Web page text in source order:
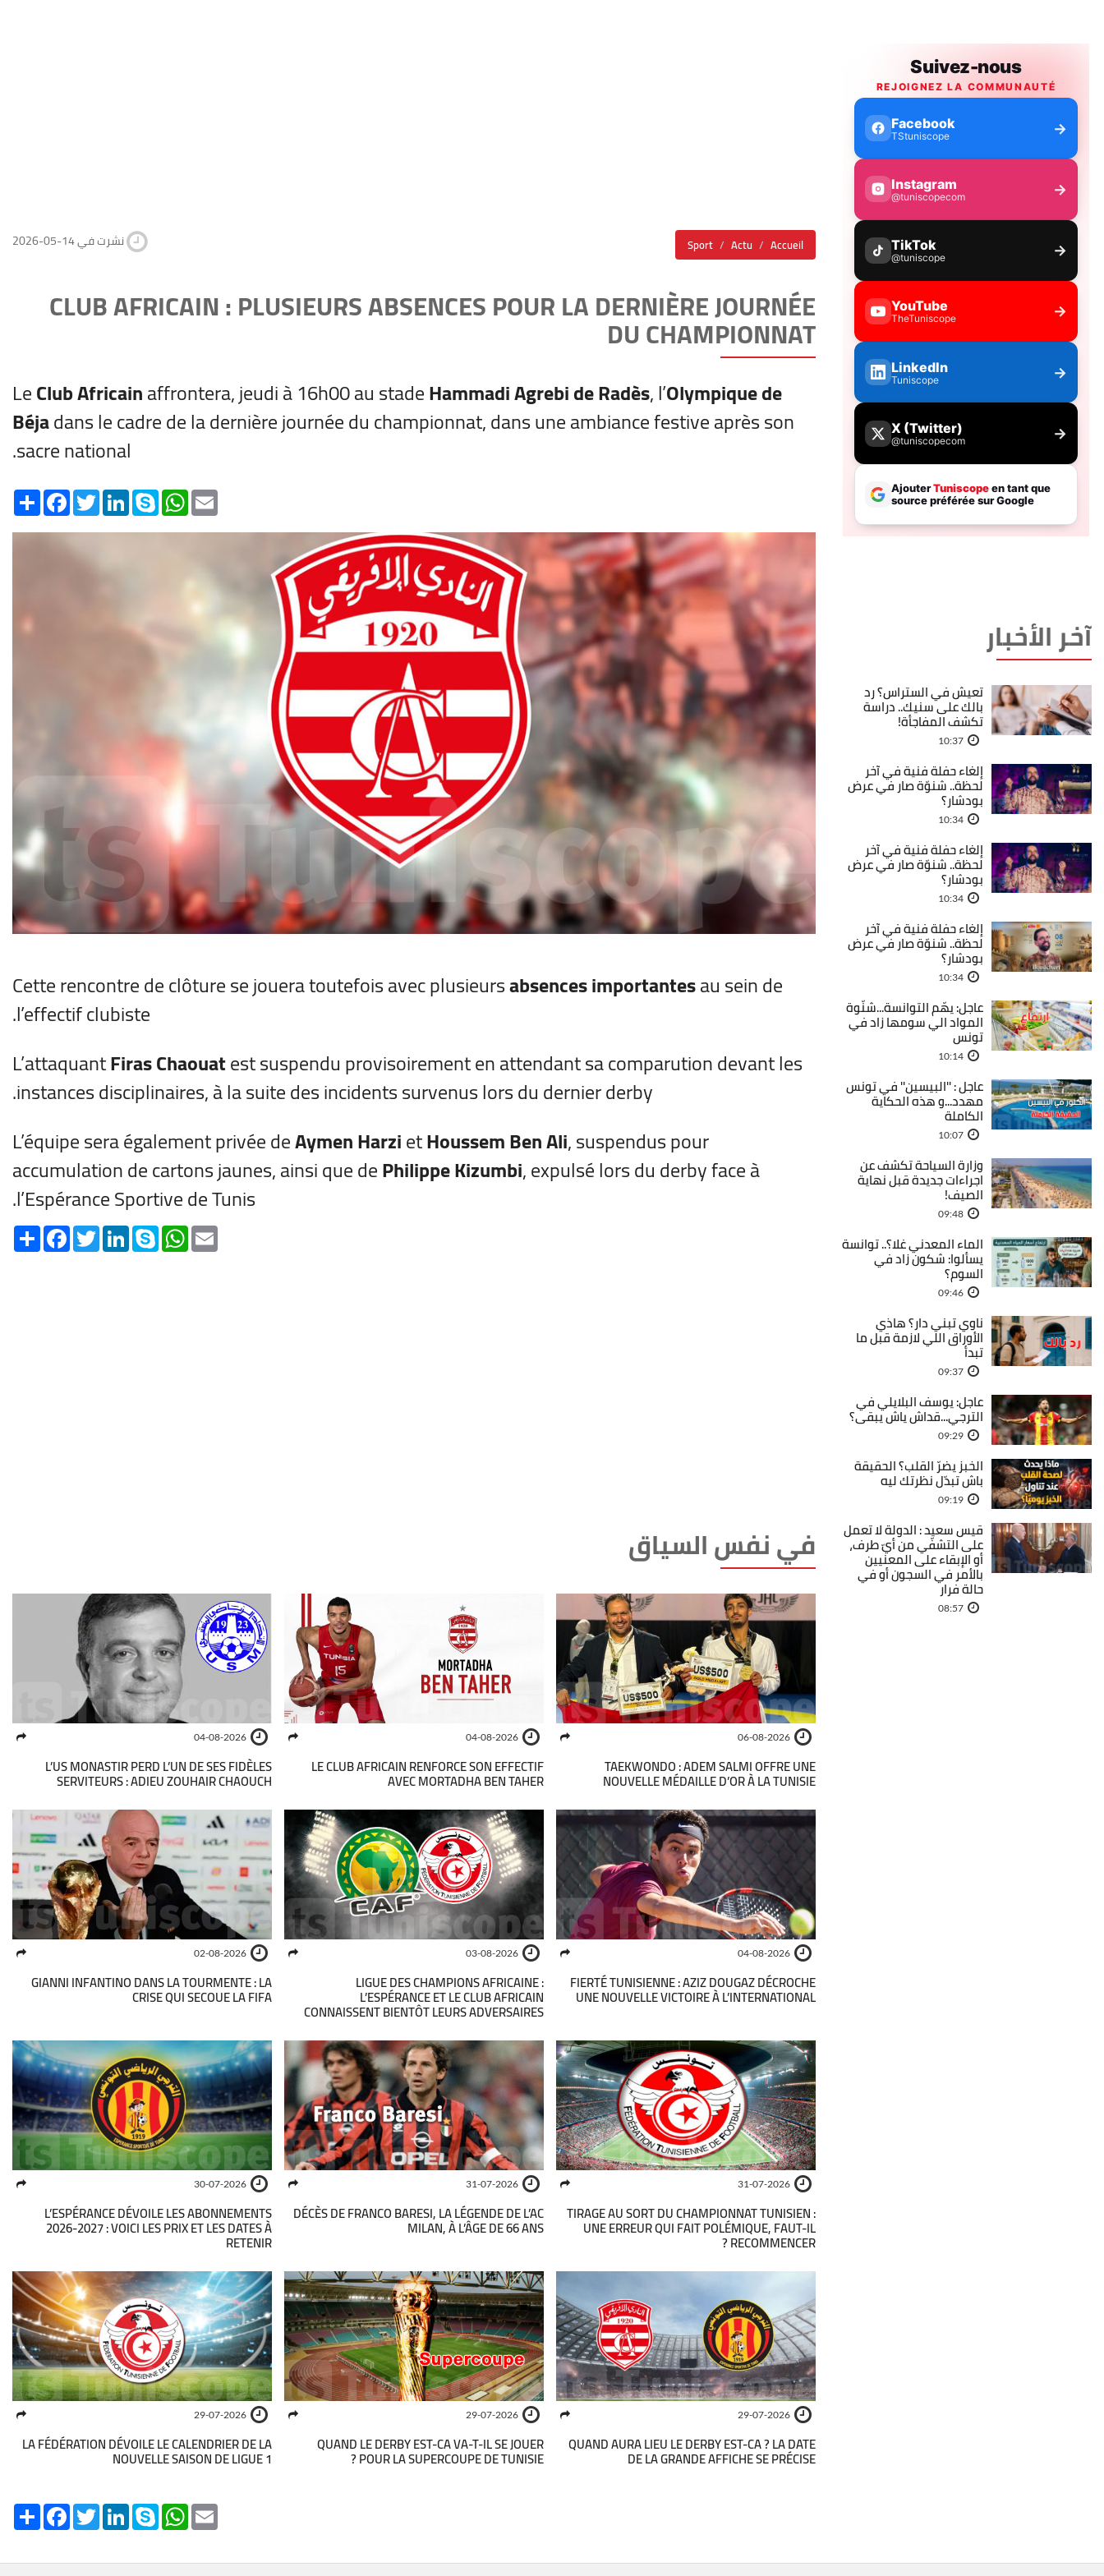
Sport Actu Accueil 2026-05-14 نشرت في
CLUB AFRICAIN : PLUSIEURS ABSENCES POUR LA DERNIÈRE JOURNÉE
DU CHAMPIONNAT
LeClub Africainaffrontera, jeudi à 16h00 au stadeHammadi Agrebi de Radès, l’Olympique de
Béjadans le cadre de la dernière journée du championnat, dans une ambiance festive après son
sacre national.
Share
FacebookTwitterLinkedInSkype
WhatsAppEmail
Cette rencontre de clôture se jouera toutefois avec plusieursabsences importantesau sein de
l’effectif clubiste.
L’attaquantFiras Chaouatest suspendu provisoirement en attendant sa comparution devant les
instances disciplinaires, à la suite des incidents survenus lors du dernier derby.
L’équipe sera également privée deAymen HarzietHoussem Ben Ali, suspendus pour
accumulation de cartons jaunes, ainsi que dePhilippe Kizumbi, expulsé lors du derby face à
l’Espérance Sportive de Tunis.
Share FacebookTwitterLinkedInSkype WhatsApp
في نفس السياق
06-08-2026
TAEKWONDO : ADEM SALMI OFFRE UNE
NOUVELLE MÉDAILLE D’OR À LA TUNISIE
04-08-2026
LE CLUB AFRICAIN RENFORCE SON EFFECTIF
AVEC MORTADHA BEN TAHER
04-08-2026
L’US MONASTIR PERD L’UN DE SES FIDÈLES
SERVITEURS : ADIEU ZOUHAIR CHAOUCH
04-08-2026
FIERTÉ TUNISIENNE : AZIZ DOUGAZ DÉCROCHE
UNE NOUVELLE VICTOIRE À L’INTERNATIONAL
03-08-2026
LIGUE DES CHAMPIONS AFRICAINE :
L’ESPÉRANCE ET LE CLUB AFRICAIN
CONNAISSENT BIENTÔT LEURS ADVERSAIRES
02-08-2026
GIANNI INFANTINO DANS LA TOURMENTE : LA
CRISE QUI SECOUE LA FIFA
31-07-2026
TIRAGE AU SORT DU CHAMPIONNAT TUNISIEN :
UNE ERREUR QUI FAIT POLÉMIQUE, FAUT-IL
RECOMMENCER ?
31-07-2026
DÉCÈS DE FRANCO BARESI, LA LÉGENDE DE L’AC
MILAN, À L’ÂGE DE 66 ANS
30-07-2026
L’ESPÉRANCE DÉVOILE LES ABONNEMENTS
2026-2027 : VOICI LES PRIX ET LES DATES À
RETENIR
29-07-2026
QUAND AURA LIEU LE DERBY EST-CA ? LA DATE
DE LA GRANDE AFFICHE SE PRÉCISE
29-07-2026
QUAND LE DERBY EST-CA VA-T-IL SE JOUER
POUR LA SUPERCOUPE DE TUNISIE ?
29-07-2026
LA FÉDÉRATION DÉVOILE LE CALENDRIER DE LA
NOUVELLE SAISON DE LIGUE 1
Share FacebookTwitterLinkedInSkype WhatsApp
آخر الأخبار
تعيش في الستراس؟ رد
بالك على سنيك.. دراسة
تكشف المفاجأة!
10:37
إلغاء حفلة فنية في آخر
لحظة.. شنوّة صار في عرض
بودشار؟
10:34
إلغاء حفلة فنية في آخر
لحظة.. شنوّة صار في عرض
بودشار؟
10:34
إلغاء حفلة فنية في آخر
لحظة.. شنوّة صار في عرض
بودشار؟
10:34
عاجل: يهّم التوانسة...شنّوة
المواد الي سومها زاد في
تونس
10:14
عاجل : ''البيسين'' في تونس
مهدد...و هذه الحكاية
الكاملة
10:07
وزارة السياحة تكشف عن
اجراءات جديدة قبل نهاية
الصيف!
09:48
الماء المعدني غلا؟.. توانسة
يسألوا: شكون زاد في
السوم؟
09:46
ناوي تبني دار؟ هاذي
الأوراق اللي لازمة قبل ما
تبدأ
09:37
عاجل: يوسف البلايلي في
الترجي...قداش ياش يبقى؟
09:29
الخبز يضرّ القلب؟ الحقيقة
باش تبدّل نظرتك ليه
09:19
قيس سعيد : الدولة لا تعمل
على التشفّي من أيّ طرف،
أو الإبقاء على المعنيين
بالأمر في السجون أو في
حالة فرار
08:57